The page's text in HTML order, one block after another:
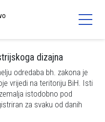
dizajna
odredaba bh. zakona je
vrijedi na teritoriju BiH. Isti
istodobno pod
za svaku od danih